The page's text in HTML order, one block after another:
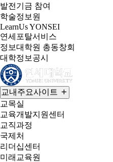
발전기금 참여
학술정보원
LearnUs YONSEI
연세포탈서비스
정보대학원 총동창회
대학정보공시
교내주요사이트
교목실
교육개발지원센터
교직과정
국제처
리더십센터
미래교육원